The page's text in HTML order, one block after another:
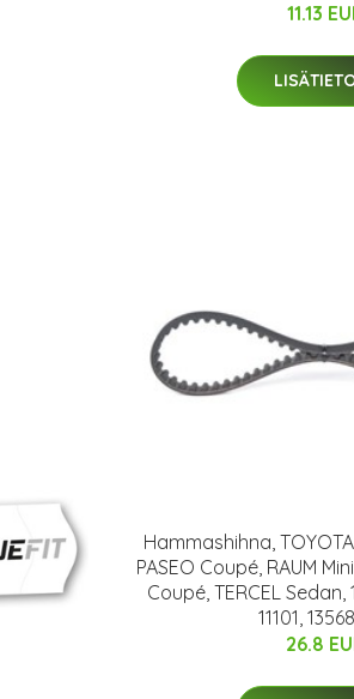
11.13
Hammashihna,
PASEO Coupé, RAUM
Coupé, TERCEL Sedan,
11101,
26.8